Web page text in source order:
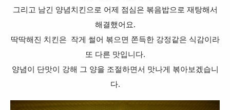
그리고 남긴 양념치킨으로 어제 점심은 볶음밥으로 재탕해서
해결했어요.
딱딱해진 치킨은 작게 썰어 볶으면 쫀득한 강정같은 식감이라
또 다른 맛입니다.
양념이 단맛이 강해 그 양을 조절하면서 맛나게 볶아보겠습니
다.